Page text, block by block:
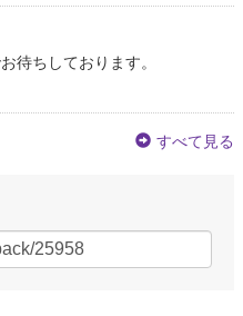
待ちしております。
すべて見る